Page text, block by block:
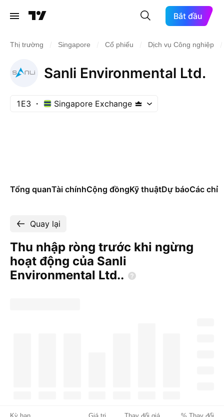
Bắt đầu
Thị trường Singapore Cổ phiếu Dịch vụ Công nghiệp
Sanli Environmental Ltd.
1E3 Singapore Exchange
Tổng quanTài chínhCộng đồngKỹ thuậtDự báoCác chỉ
Quay lại
Thu nhập ròng trước khi ngừng
hoạt động của Sanli
Environmental Ltd..